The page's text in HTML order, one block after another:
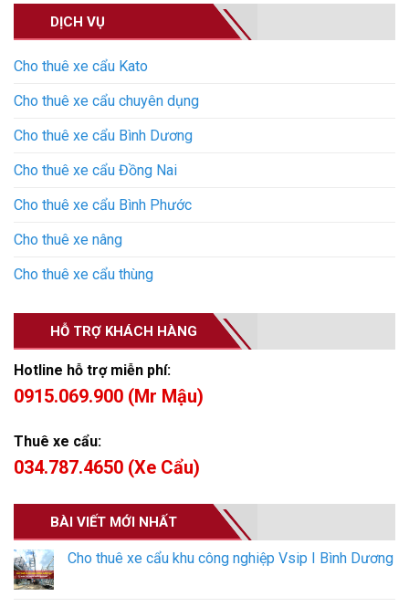
DỊCH VỤ
Cho thuê xe cẩu Kato
Cho thuê xe cẩu chuyên dụng
Cho thuê xe cẩu Bình Dương
Cho thuê xe cẩu Đồng Nai
Cho thuê xe cẩu Bình Phước
Cho thuê xe nâng
Cho thuê xe cẩu thùng
HỖ TRỢ KHÁCH HÀNG
Hotline hỗ trợ miễn phí:
0915.069.900 (Mr Mậu)
Thuê xe cẩu:
034.787.4650 (Xe Cẩu)
BÀI VIẾT MỚI NHẤT
Cho thuê xe cẩu khu công nghiệp Vsip I Bình Dương